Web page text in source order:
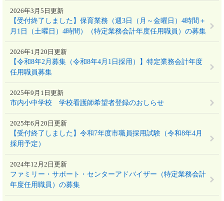
【受付終了しました】保育業務（週3日（月～金曜日）4時間＋
月1日（土曜日）4時間）（特定業務会計年度任用職員）の募集
2026年3月5日更新
【令和8年2月募集（令和8年4月1日採用）】特定業務会計年度
任用職員募集
2026年1月20日更新
市内小中学校 学校看護師希望者登録のおしらせ
2025年9月1日更新
【受付終了しました】令和7年度市職員採用試験（令和8年4月
採用予定）
2025年6月20日更新
ファミリー・サポート・センターアドバイザー（特定業務会計
年度任用職員）の募集
2024年12月2日更新